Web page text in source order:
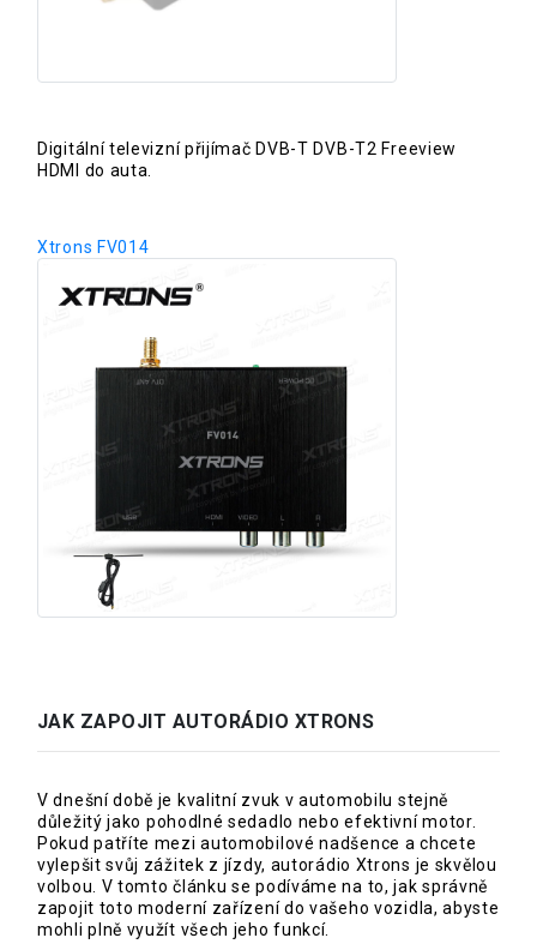
Digitální televizní přijímač DVB-T DVB-T2 Freeview
HDMI do auta.
Xtrons FV014
JAK ZAPOJIT AUTORÁDIO XTRONS
V dnešní době je kvalitní zvuk v automobilu stejně
důležitý jako pohodlné sedadlo nebo efektivní motor.
Pokud patříte mezi automobilové nadšence a chcete
vylepšit svůj zážitek z jízdy, autorádio Xtrons je skvělou
volbou. V tomto článku se podíváme na to, jak správně
zapojit toto moderní zařízení do vašeho vozidla, abyste
mohli plně využít všech jeho funkcí.